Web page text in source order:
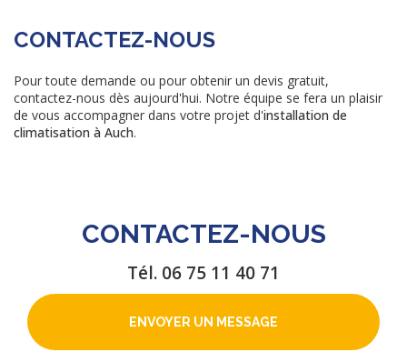
CONTACTEZ-NOUS
Pour toute demande ou pour obtenir un devis gratuit,
contactez-nous dès aujourd'hui. Notre équipe se fera un plaisir
de vous accompagner dans votre projet d'installation de
climatisation à Auch.
CONTACTEZ-NOUS
Tél. 06 75 11 40 71
ENVOYER UN MESSAGE